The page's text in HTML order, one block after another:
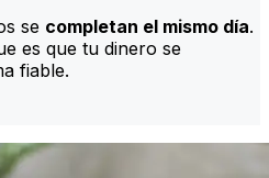
se completan el mismo día.
es que tu dinero se
fiable.